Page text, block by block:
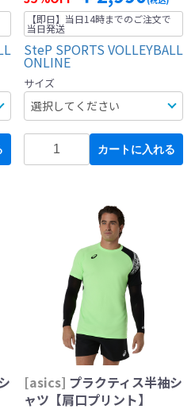
【即日】当日14時までのご注文で
当日発送
SteP SPORTS VOLLEYBALL
ONLINE
サイズ
カートに入れる
[asics] プラクティス半袖シ
ャツ【肩口プリント】